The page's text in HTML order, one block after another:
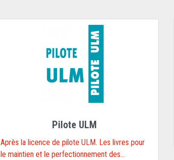
Pilote ULM
Après la licence de pilote ULM. Les livres pour
le maintien et le perfectionnement des...